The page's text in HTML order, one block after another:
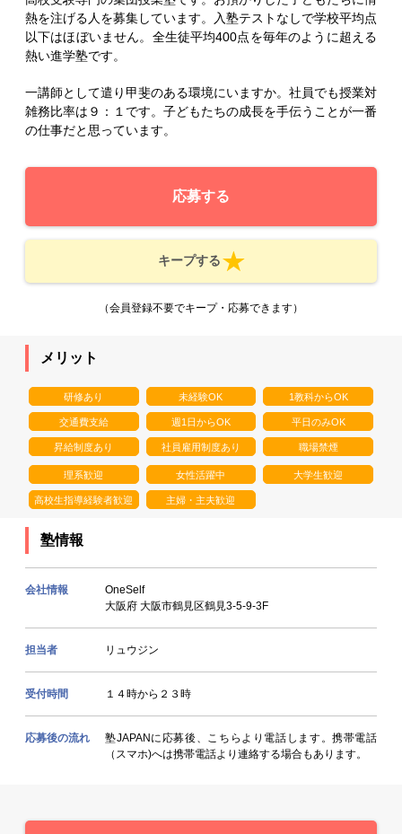
熱を注げる人を募集しています。入塾テストなしで学校平均点
以下はほぼいません。全生徒平均400点を毎年のように超える
熱い進学塾です。
一講師として遣り甲斐のある環境にいますか。社員でも授業対
雑務比率は９：１です。子どもたちの成長を手伝うことが一番
の仕事だと思っています。
応募する
キープする
（会員登録不要でキープ・応募できます）
メリット
研修あり 未経験OK 1教科からOK
交通費支給 週1日からOK 平日のみOK
昇給制度あり 社員雇用制度あり 職場禁煙
理系歓迎 女性活躍中 大学生歓迎
高校生指導経験者歓迎 主婦・主夫歓迎
塾情報
会社情報
OneSelf
大阪府 大阪市鶴見区鶴見3-5-9-3F
担当者 リュウジン
受付時間 １４時から２３時
応募後の流れ
塾JAPANに応募後、こちらより電話します。携帯電話
（スマホ)へは携帯電話より連絡する場合もあります。